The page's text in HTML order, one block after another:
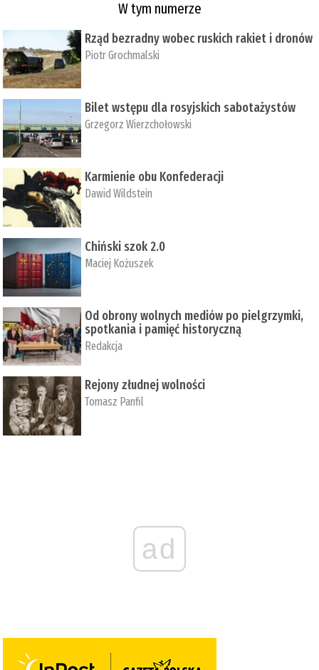
W tym numerze
Rząd bezradny wobec ruskich rakiet i dronów
Piotr Grochmalski
Bilet wstępu dla rosyjskich sabotażystów
Grzegorz Wierzchołowski
Karmienie obu Konfederacji
Dawid Wildstein
Chiński szok 2.0
Maciej Kożuszek
Od obrony wolnych mediów po pielgrzymki,
spotkania i pamięć historyczną
Redakcja
Rejony złudnej wolności
Tomasz Panfil
ad